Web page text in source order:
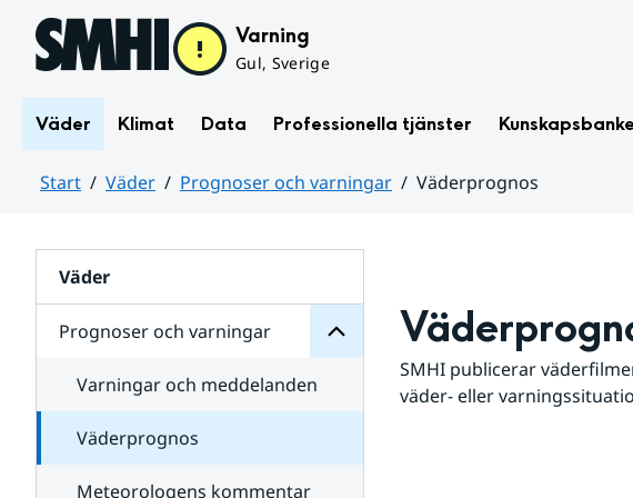
Hoppa till sidans innehåll Varning
Gul, Sverige
Väder Klimat Data Professionella tjänster
Start Väder Prognoser och varningar
Väderprognos
Väder
Prognoser och varningar
för
varningar
Varningar och meddelanden
Väderprognos
Meteorologens kommentar
SMHI publicerar
väder- eller